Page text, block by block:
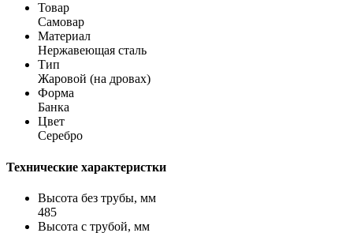
Товар
Самовар
Материал
Нержавеющая сталь
Тип
Жаровой (на дровах)
Форма
Банка
Цвет
Серебро
Технические характеристки
Высота без трубы, мм
485
Высота с трубой, мм